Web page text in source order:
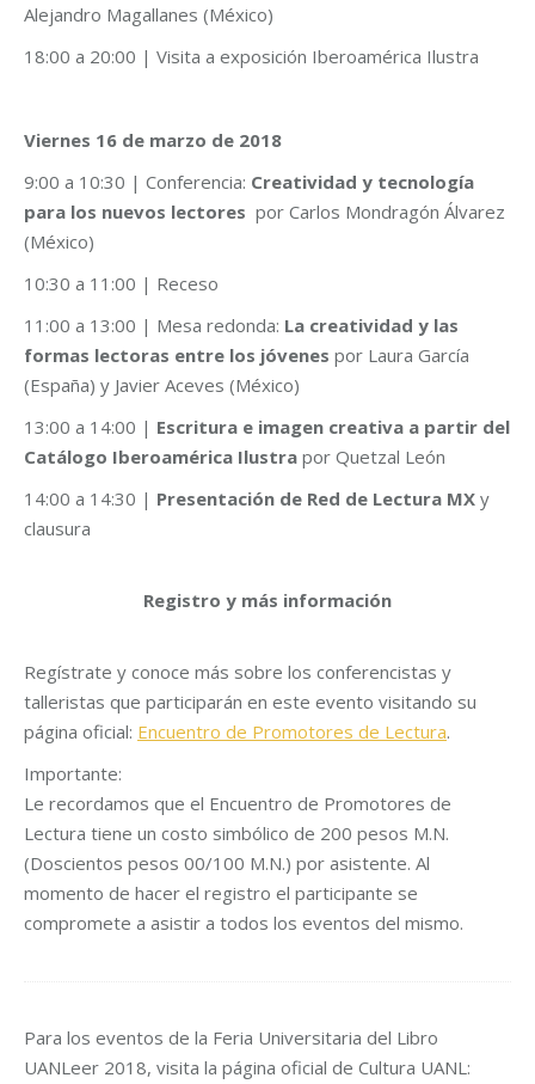
Alejandro Magallanes (México)
18:00 a 20:00 | Visita a exposición Iberoamérica Ilustra
Viernes 16 de marzo de 2018
9:00 a 10:30 | Conferencia: Creatividad y tecnología
para los nuevos lectores por Carlos Mondragón Álvarez
(México)
10:30 a 11:00 | Receso
11:00 a 13:00 | Mesa redonda: La creatividad y las
formas lectoras entre los jóvenes por Laura García
(España) y Javier Aceves (México)
13:00 a 14:00 | Escritura e imagen creativa a partir del
Catálogo Iberoamérica Ilustra por Quetzal León
14:00 a 14:30 | Presentación de Red de Lectura MX y
clausura
Registro y más información
Regístrate y conoce más sobre los conferencistas y
talleristas que participarán en este evento visitando su
página oficial: Encuentro de Promotores de Lectura.
Importante:
Le recordamos que el Encuentro de Promotores de
Lectura tiene un costo simbólico de 200 pesos M.N.
(Doscientos pesos 00/100 M.N.) por asistente. Al
momento de hacer el registro el participante se
compromete a asistir a todos los eventos del mismo.
Para los eventos de la Feria Universitaria del Libro
UANLeer 2018, visita la página oficial de Cultura UANL: